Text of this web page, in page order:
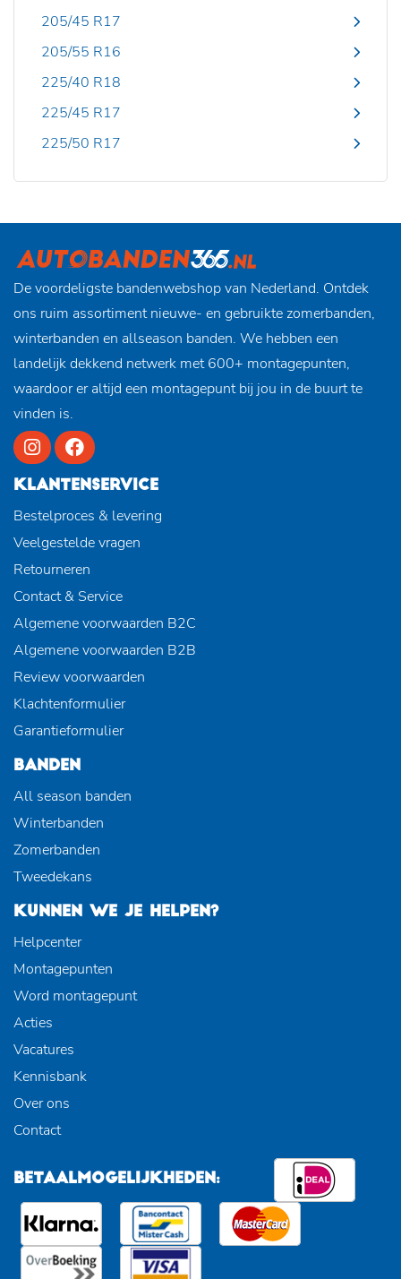
205/45 R17
205/55 R16
225/40 R18
225/45 R17
225/50 R17
De voordeligste bandenwebshop van Nederland. Ontdek
ons ruim assortiment nieuwe- en gebruikte zomerbanden,
winterbanden en allseason banden. We hebben een
landelijk dekkend netwerk met 600+ montagepunten,
waardoor er altijd een montagepunt bij jou in de buurt te
vinden is.
KLANTENSERVICE
Bestelproces & levering
Veelgestelde vragen
Retourneren
Contact & Service
Algemene voorwaarden B2C
Algemene voorwaarden B2B
Review voorwaarden
Klachtenformulier
Garantieformulier
BANDEN
All season banden
Winterbanden
Zomerbanden
Tweedekans
KUNNEN WE JE HELPEN?
Helpcenter
Montagepunten
Word montagepunt
Acties
Vacatures
Kennisbank
Over ons
Contact
BETAALMOGELIJKHEDEN: